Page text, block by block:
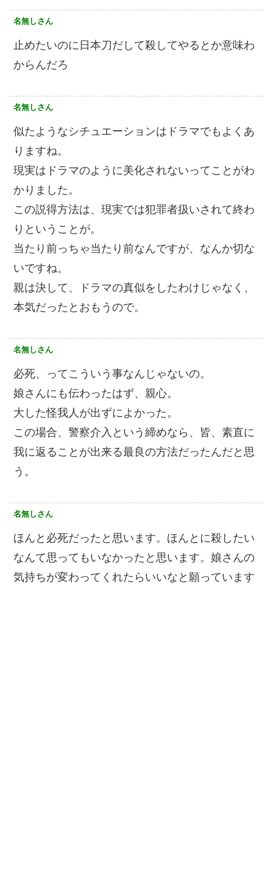
名無しさん
止めたいのに日本刀だして殺してやるとか意味わ
からんだろ
名無しさん
似たようなシチュエーションはドラマでもよくあ
りますね。
現実はドラマのように美化されないってことがわ
かりました。
この説得方法は、現実では犯罪者扱いされて終わ
りということが。
当たり前っちゃ当たり前なんですが、なんか切な
いですね。
親は決して、ドラマの真似をしたわけじゃなく、
本気だったとおもうので。
名無しさん
必死、ってこういう事なんじゃないの。
娘さんにも伝わったはず、親心。
大した怪我人が出ずによかった。
この場合、警察介入という締めなら、皆、素直に
我に返ることが出来る最良の方法だったんだと思
う。
名無しさん
ほんと必死だったと思います。ほんとに殺したい
なんて思ってもいなかったと思います。娘さんの
気持ちが変わってくれたらいいなと願っています